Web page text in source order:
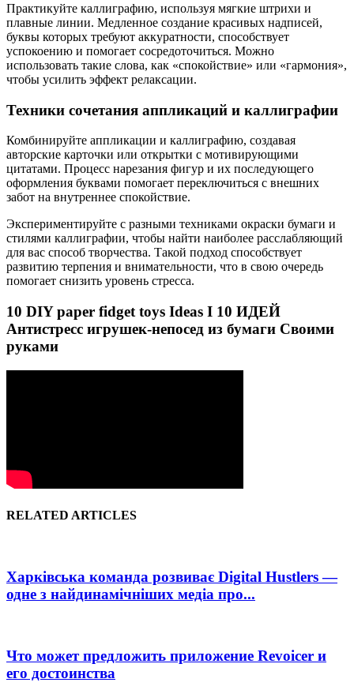
Практикуйте каллиграфию, используя мягкие штрихи и
плавные линии. Медленное создание красивых надписей,
буквы которых требуют аккуратности, способствует
успокоению и помогает сосредоточиться. Можно
использовать такие слова, как «спокойствие» или «гармония»,
чтобы усилить эффект релаксации.
Техники сочетания аппликаций и каллиграфии
Комбинируйте аппликации и каллиграфию, создавая
авторские карточки или открытки с мотивирующими
цитатами. Процесс нарезания фигур и их последующего
оформления буквами помогает переключиться с внешних
забот на внутреннее спокойствие.
Экспериментируйте с разными техниками окраски бумаги и
стилями каллиграфии, чтобы найти наиболее расслабляющий
для вас способ творчества. Такой подход способствует
развитию терпения и внимательности, что в свою очередь
помогает снизить уровень стресса.
10 DIY paper fidget toys Ideas I 10 ИДЕЙ
Антистресс игрушек-непосед из бумаги Своими
руками
RELATED ARTICLES
Харківська команда розвиває Digital Hustlers —
одне з найдинамічніших медіа про...
Что может предложить приложение Revoicer и
его достоинства